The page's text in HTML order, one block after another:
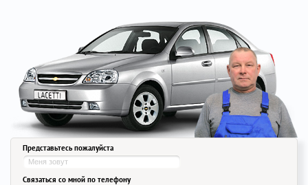
Представьтесь пожалуйста
Связаться со мной по телефону